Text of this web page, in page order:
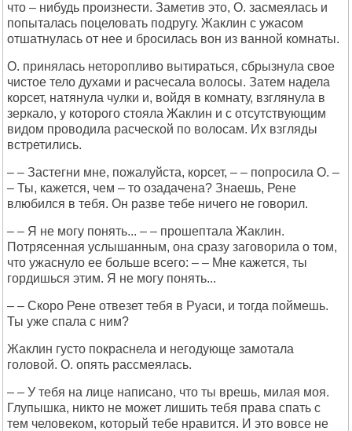
что – нибудь произнести. Заметив это, О. засмеялась и
попыталась поцеловать подругу. Жаклин с ужасом
отшатнулась от нее и бросилась вон из ванной комнаты.
О. принялась неторопливо вытираться, сбрызнула свое
чистое тело духами и расчесала волосы. Затем надела
корсет, натянула чулки и, войдя в комнату, взглянула в
зеркало, у которого стояла Жаклин и с отсутствующим
видом проводила расческой по волосам. Их взгляды
встретились.
– – Застегни мне, пожалуйста, корсет, – – попросила О. –
– Ты, кажется, чем – то озадачена? Знаешь, Рене
влюбился в тебя. Он разве тебе ничего не говорил.
– – Я не могу понять... – – прошептала Жаклин.
Потрясенная услышанным, она сразу заговорила о том,
что ужаснуло ее больше всего: – – Мне кажется, ты
гордишься этим. Я не могу понять...
– – Скоро Рене отвезет тебя в Руаси, и тогда поймешь.
Ты уже спала с ним?
Жаклин густо покраснела и негодующе замотала
головой. О. опять рассмеялась.
– – У тебя на лице написано, что ты врешь, милая моя.
Глупышка, никто не может лишить тебя права спать с
тем человеком, который тебе нравится. И это вовсе не